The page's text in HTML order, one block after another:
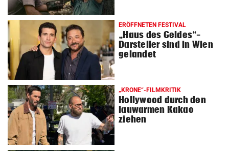
ERÖFFNETEN FESTIVAL
„Haus des Geldes“-
Darsteller sind in Wien
gelandet
„KRONE“-FILMKRITIK
Hollywood durch den
lauwarmen Kakao
ziehen